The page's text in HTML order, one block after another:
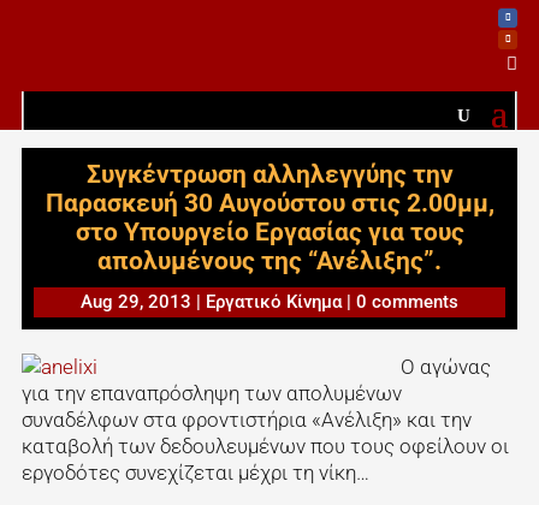

Συγκέντρωση αλληλεγγύης την
Παρασκευή 30 Αυγούστου στις 2.00μμ,
στο Υπουργείο Εργασίας για τους
απολυμένους της “Ανέλιξης”.
Aug 29, 2013 | Εργατικό Κίνημα| 0 comments
Ο αγώνας
για την επαναπρόσληψη των απολυμένων
συναδέλφων στα φροντιστήρια «Ανέλιξη» και την
καταβολή των δεδουλευμένων που τους οφείλουν οι
εργοδότες συνεχίζεται μέχρι τη νίκη…